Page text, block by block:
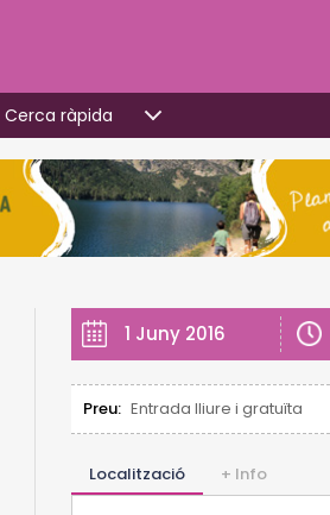
Cerca ràpida
1 Juny 2016
Preu: Entrada lliure i gratuïta
Localització + Info